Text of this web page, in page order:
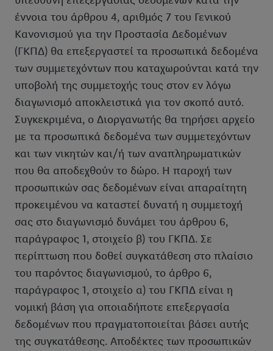
έννοια του άρθρου 4, αριθμός 7 του Γενικού
Κανονισμού για την Προστασία Δεδομένων
(ΓΚΠΔ) θα επεξεργαστεί τα προσωπικά δεδομένα
των συμμετεχόντων που καταχωρούνται κατά την
υποβολή της συμμετοχής τους στον εν λόγω
διαγωνισμό αποκλειστικά για τον σκοπό αυτό.
Συγκεκριμένα, ο Διοργανωτής θα τηρήσει αρχείο
με τα προσωπικά δεδομένα των συμμετεχόντων
και των νικητών και/ή των αναπληρωματικών
που θα αποδεχθούν το δώρο. Η παροχή των
προσωπικών σας δεδομένων είναι απαραίτητη
προκειμένου να καταστεί δυνατή η συμμετοχή
σας στο διαγωνισμό δυνάμει του άρθρου 6,
παράγραφος 1, στοιχείο β) του ΓΚΠΔ. Σε
περίπτωση που δοθεί συγκατάθεση στο πλαίσιο
του παρόντος διαγωνισμού, το άρθρο 6,
παράγραφος 1, στοιχείο α) του ΓΚΠΔ είναι η
νομική βάση για οποιαδήποτε επεξεργασία
δεδομένων που πραγματοποιείται βάσει αυτής
της συγκατάθεσης. Αποδέκτες των προσωπικών
χρήση των τεχνικά απαραίτητων τεχνολογιών. Κάνοντας κλικ
στην επιλογή «Αποδοχή», συγκατατίθεστε στην επεξεργασία για
όλους τους προαναφερθέντες σκοπούς. Περαιτέρω
πληροφορίες, μεταξύ άλλων για την περίοδο αποθήκευσης των
δεδομένων και το δικαίωμά σας να ανακαλέσετε τη
συγκατάθεσή σας ανά πάσα στιγμή με ισχύ για το μέλλον,
μπορείτε να βρείτε στην πολιτική απορρήτου μας.Μπορείτε να
βρείτε τα νομικά στοιχεία της εταιρείας μας εδώ.